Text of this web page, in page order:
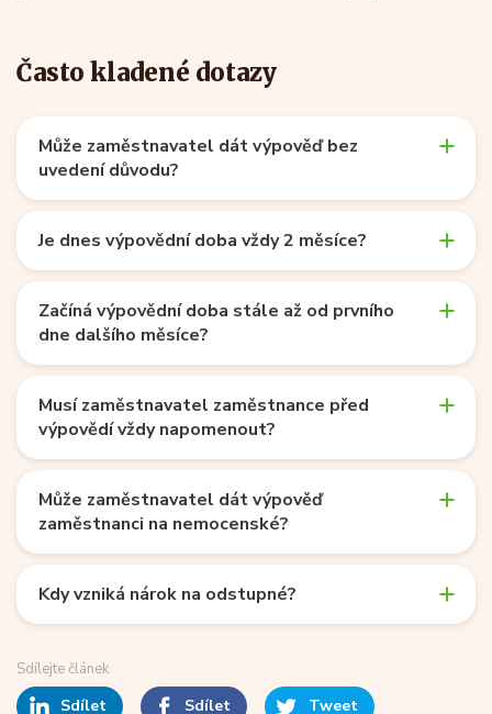
Často kladené dotazy
Může zaměstnavatel dát výpověď bez
uvedení důvodu?
Je dnes výpovědní doba vždy 2 měsíce?
Začíná výpovědní doba stále až od prvního
dne dalšího měsíce?
Musí zaměstnavatel zaměstnance před
výpovědí vždy napomenout?
Může zaměstnavatel dát výpověď
zaměstnanci na nemocenské?
Kdy vzniká nárok na odstupné?
Sdílejte článek
Sdílet Sdílet Tweet